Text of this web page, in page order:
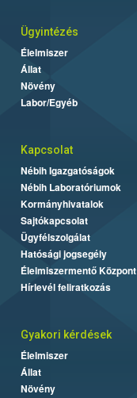
Ügyintézés
Élelmiszer
Állat
Növény
Labor/Egyéb
Kapcsolat
Nébih Igazgatóságok
Nébih Laboratóriumok
Kormányhivatalok
Sajtókapcsolat
Ügyfélszolgálat
Hatósági jogsegély
Élelmiszermentő Központ
Hírlevél feliratkozás
Gyakori kérdések
Élelmiszer
Állat
Növény